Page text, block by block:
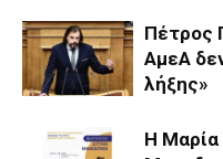
Πέτρος
ΑμεΑ
λήξης»
Η Μαρία